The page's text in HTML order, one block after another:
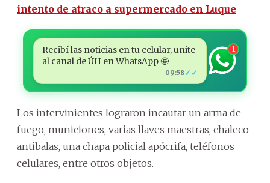
intento de atraco a supermercado en Luque
Recibí las noticias en tu celular, unite
al canal de ÚH en WhatsApp 🤩
09:58✓✓
1
Los intervinientes lograron incautar un arma de
fuego, municiones, varias llaves maestras, chaleco
antibalas, una chapa policial apócrifa, teléfonos
celulares, entre otros objetos.